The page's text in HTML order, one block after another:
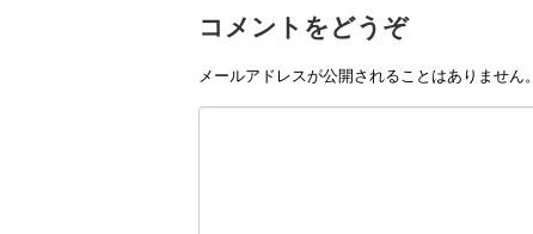
コメントをどうぞ
メールアドレスが公開されることはありません。